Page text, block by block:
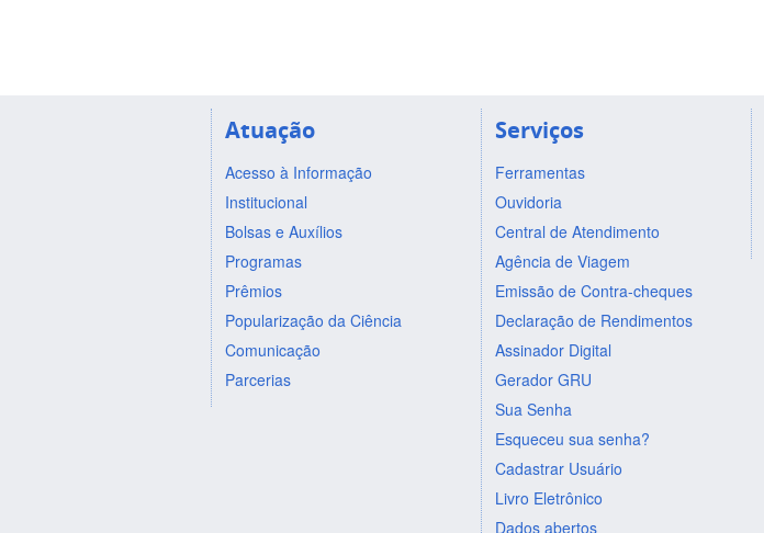
Atuação
Acesso à Informação
Institucional
Bolsas e Auxílios
Programas
Prêmios
Popularização da Ciência
Comunicação
Parcerias
Serviços
Ferramentas
Ouvidoria
Central de Atendimento
Agência de Viagem
Emissão de Contra-cheques
Declaração de Rendimentos
Assinador Digital
Gerador GRU
Sua Senha
Esqueceu sua senha?
Cadastrar Usuário
Livro Eletrônico
Dados abertos